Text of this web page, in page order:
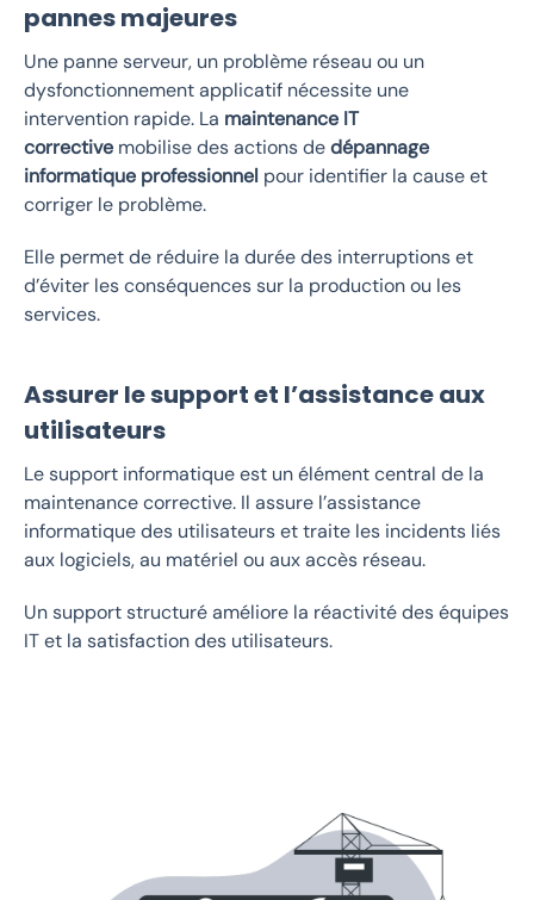
pannes majeures
Une panne serveur, un problème réseau ou un
dysfonctionnement applicatif nécessite une
intervention rapide. La maintenance IT
corrective mobilise des actions dedépannage
informatique professionnel pour identifier la cause et
corriger le problème.
Elle permet de réduire la durée des interruptions et
d’éviter les conséquences sur la production ou les
services.
Assurer le support et l’assistance aux
utilisateurs
Lesupport informatiqueest un élément central de la
maintenance corrective. Il assure l’assistance
informatiquedes utilisateurs et traite les incidents liés
aux logiciels, au matériel ou aux accès réseau.
Un support structuré améliore la réactivité des équipes
IT et la satisfaction des utilisateurs.